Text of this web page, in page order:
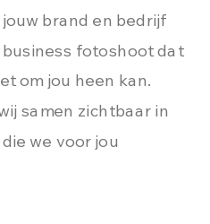
brand en bedrijf
fotoshoot dat
om jou heen kan.
samen zichtbaar in
we voor jou